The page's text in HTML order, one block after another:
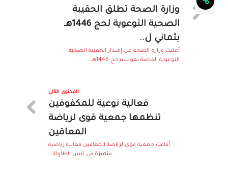
وزارة الصحة تطلق الحقيبة
الصحية التوعوية لحج 1446هـ
بثماني ل..
أعلنت وزارة الصحة عن إصدار الحقيبة الصحية
التوعوية الخاصة بموسم حج 1446هـ،...
المحتوى التالي
فعالية نوعية للمكفوفين
تنظمها جمعية قوى لرياضة
المعاقين
أقامت جمعية قوى لرياضة المعاقين فعالية رياضية
متميزة في تنس الطاولة...